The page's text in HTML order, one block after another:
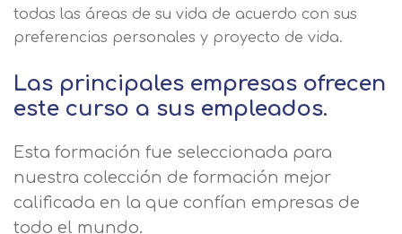
todas las áreas de su vida de acuerdo con sus
preferencias personales y proyecto de vida.
Las principales empresas ofrecen
este curso a sus empleados.
Esta formación fue seleccionada para
nuestra colección de formación mejor
calificada en la que confían empresas de
todo el mundo.